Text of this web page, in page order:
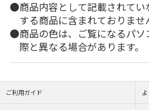
商品内容として記載されて
する商品に含まれておりませ
商品の色は、ご覧になるパ
際と異なる場合があります。
ご利用ガイド